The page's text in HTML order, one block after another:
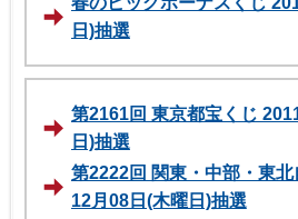
日)抽選
第2161回 東京都宝くじ
日)抽選
第2222回 関東・中部・東
12月08日(木曜日)抽選